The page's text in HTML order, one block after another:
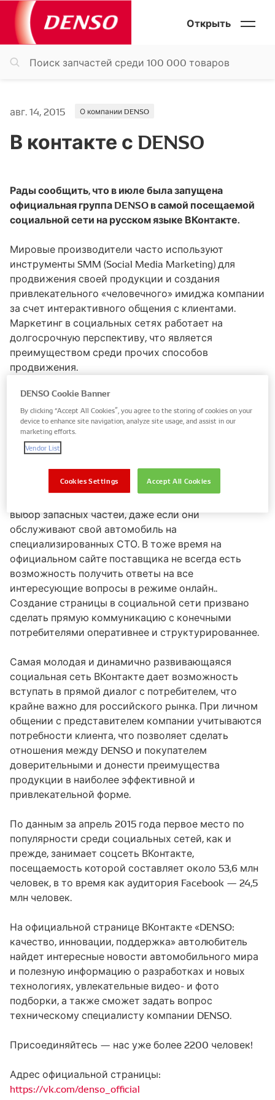
Открыть
авг. 14, 2015 О компании DENSO
В контакте с DENSO
Рады сообщить, что в июле была запущена
официальная группа DENSO в самой посещаемой
социальной сети на русском языке ВКонтакте.
Мировые производители часто используют
инструменты SMM (Social Media Marketing) для
продвижения своей продукции и создания
привлекательного «человечного» имиджа компании
за счет интерактивного общения с клиентами.
Маркетинг в социальных сетях работает на
долгосрочную перспективу, что является
преимуществом среди прочих способов
продвижения.
Один из основных инструментов SMM — активная
коммуникация с клиентами. На сегодняшний день
большинство российских автовладельцев имеет
доступ к сети Интернет, при помощи которой
можно найти информацию по любой детали.
Данные опросов крупнейшего автомобильного
ресурса России и СНГ www.drom.ru показывают, что
выбор запасных частей, даже если они
обслуживают свой автомобиль на
специализированных СТО. В тоже время на
официальном сайте поставщика не всегда есть
возможность получить ответы на все
интересующие вопросы в режиме онлайн..
Создание страницы в социальной сети призвано
сделать прямую коммуникацию с конечными
потребителями оперативнее и структурированнее.
Самая молодая и динамично развивающаяся
социальная сеть ВКонтакте дает возможность
вступать в прямой диалог с потребителем, что
крайне важно для российского рынка. При личном
общении с представителем компании учитываются
потребности клиента, что позволяет сделать
отношения между DENSO и покупателем
доверительными и донести преимущества
продукции в наиболее эффективной и
привлекательной форме.
По данным за апрель 2015 года первое место по
популярности среди социальных сетей, как и
прежде, занимает соцсеть ВКонтакте,
посещаемость которой составляет около 53,6 млн
человек, в то время как аудитория Facebook — 24,5
млн человек.
На официальной странице ВКонтакте «DENSO:
качество, инновации, поддержка» автолюбитель
найдет интересные новости автомобильного мира
и полезную информацию о разработках и новых
технологиях, увлекательные видео- и фото
подборки, а также сможет задать вопрос
техническому специалисту компании DENSO.
Присоединяйтесь — нас уже более 2200 человек!
Адрес официальной страницы:
https://vk.com/denso_official
DENSO Cookie Banner
By clicking “Accept All Cookies”, you agree to the storing of cookies on your
device to enhance site navigation, analyze site usage, and assist in our
marketing efforts.
Vendor List
Accept All Cookies
Cookies Settings